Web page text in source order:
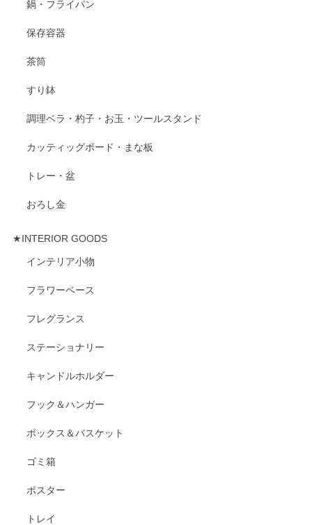
鍋・フライパン
保存容器
茶筒
すり鉢
調理ベラ・杓子・お玉・ツールスタンド
カッティッグボード・まな板
トレー・盆
おろし金
★INTERIOR GOODS
インテリア小物
フラワーベース
フレグランス
ステーショナリー
キャンドルホルダー
フック＆ハンガー
ボックス＆バスケット
ゴミ箱
ポスター
トレイ